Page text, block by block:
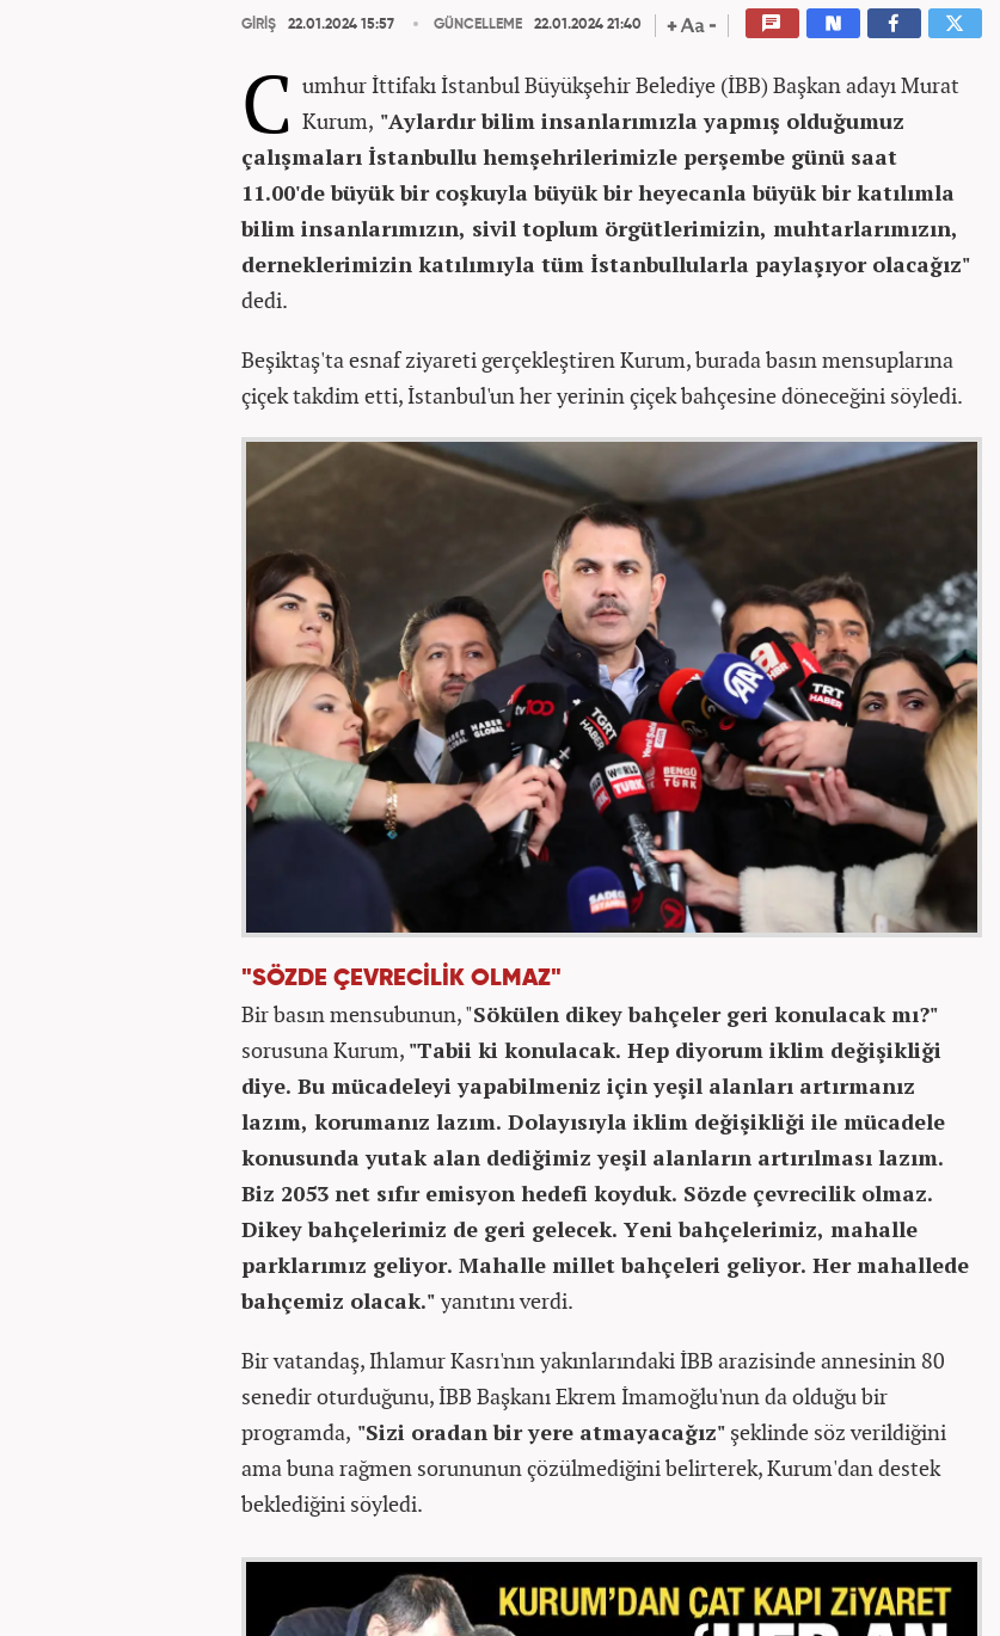
GİRİŞ 22.01.2024 15:57 GÜNCELLEME 22.01.2024 21:40
C umhur İttifakı İstanbul Büyükşehir Belediye (İBB) Başkan adayı Murat
Kurum, "Aylardır bilim insanlarımızla yapmış olduğumuz
çalışmaları İstanbullu hemşehrilerimizle perşembe günü saat
11.00'de büyük bir coşkuyla büyük bir heyecanla büyük bir katılımla
bilim insanlarımızın, sivil toplum örgütlerimizin, muhtarlarımızın,
derneklerimizin katılımıyla tüm İstanbullularla paylaşıyor olacağız"
dedi.
Beşiktaş'ta esnaf ziyareti gerçekleştiren Kurum, burada basın mensuplarına
çiçek takdim etti, İstanbul'un her yerinin çiçek bahçesine döneceğini söyledi.
"SÖZDE ÇEVRECİLİK OLMAZ"
Bir basın mensubunun, "Sökülen dikey bahçeler geri konulacak mı?"
sorusuna Kurum, "Tabii ki konulacak. Hep diyorum iklim değişikliği
diye. Bu mücadeleyi yapabilmeniz için yeşil alanları artırmanız
lazım, korumanız lazım. Dolayısıyla iklim değişikliği ile mücadele
konusunda yutak alan dediğimiz yeşil alanların artırılması lazım.
Biz 2053 net sıfır emisyon hedefi koyduk. Sözde çevrecilik olmaz.
Dikey bahçelerimiz de geri gelecek. Yeni bahçelerimiz, mahalle
parklarımız geliyor. Mahalle millet bahçeleri geliyor. Her mahallede
bahçemiz olacak." yanıtını verdi.
Bir vatandaş, Ihlamur Kasrı'nın yakınlarındaki İBB arazisinde annesinin 80
senedir oturduğunu, İBB Başkanı Ekrem İmamoğlu'nun da olduğu bir
programda, "Sizi oradan bir yere atmayacağız" şeklinde söz verildiğini
ama buna rağmen sorununun çözülmediğini belirterek, Kurum'dan destek
beklediğini söyledi.